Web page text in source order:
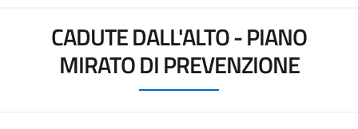
CADUTE DALL'ALTO - PIANO
MIRATO DI PREVENZIONE